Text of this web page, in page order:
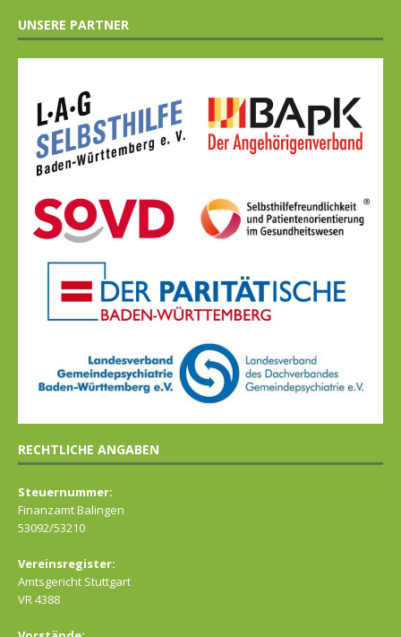
UNSERE PARTNER
RECHTLICHE ANGABEN
Steuernummer:
Finanzamt Balingen
53092/53210
Vereinsregister:
Amtsgericht Stuttgart
VR 4388